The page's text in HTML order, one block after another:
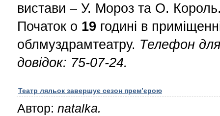
вистави – У. Мороз та О.
Початок о 19 годині в
облмуздрамтеатру. Телефон для
довідок: 75-07-24.
Театр ляльок завершує сезон прем’єрою
Автор: natalka.